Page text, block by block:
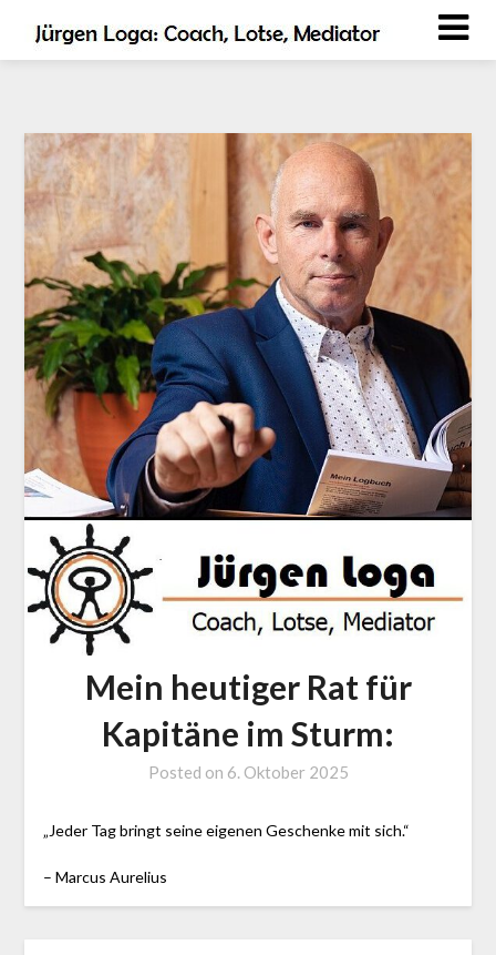
Mein heutiger Rat für
Kapitäne im Sturm:
Posted on 6. Oktober 2025
LOGA,
Coach
„Jeder Tag bringt seine eigenen Geschenke mit sich.“
– Marcus Aurelius